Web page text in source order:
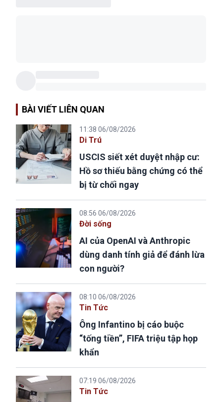
BÀI VIẾT LIÊN QUAN
11:38 06/08/2026
Di Trú
USCIS siết xét duyệt nhập cư:
Hồ sơ thiếu bằng chứng có thể
bị từ chối ngay
08:56 06/08/2026
Đời sống
AI của OpenAI và Anthropic
dùng danh tính giả để đánh lừa
con người?
08:10 06/08/2026
Tin Tức
Ông Infantino bị cáo buộc
“tống tiền”, FIFA triệu tập họp
khẩn
07:19 06/08/2026
Tin Tức